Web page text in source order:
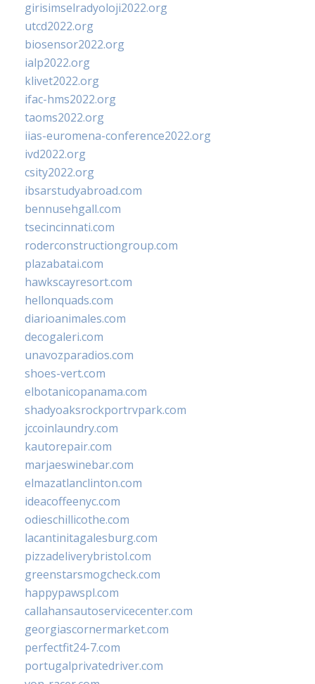
girisimselradyoloji2022.org
utcd2022.org
biosensor2022.org
ialp2022.org
klivet2022.org
ifac-hms2022.org
taoms2022.org
iias-euromena-conference2022.org
ivd2022.org
csity2022.org
ibsarstudyabroad.com
bennusehgall.com
tsecincinnati.com
roderconstructiongroup.com
plazabatai.com
hawkscayresort.com
hellonquads.com
diarioanimales.com
decogaleri.com
unavozparadios.com
shoes-vert.com
elbotanicopanama.com
shadyoaksrockportrvpark.com
jccoinlaundry.com
kautorepair.com
marjaeswinebar.com
elmazatlanclinton.com
ideacoffeenyc.com
odieschillicothe.com
lacantinitagalesburg.com
pizzadeliverybristol.com
greenstarsmogcheck.com
happypawspl.com
callahansautoservicecenter.com
georgiascornermarket.com
perfectfit24-7.com
portugalprivatedriver.com